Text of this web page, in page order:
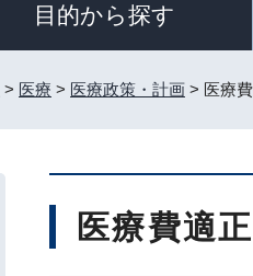
目的から探す
> 医療 > 医療政策・計画 > 医療
医療費適